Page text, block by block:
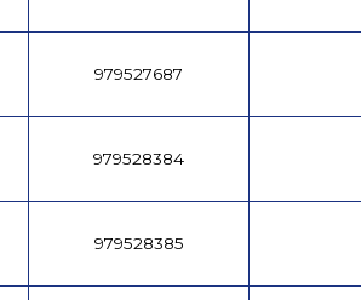
979527687
979528384
979528385